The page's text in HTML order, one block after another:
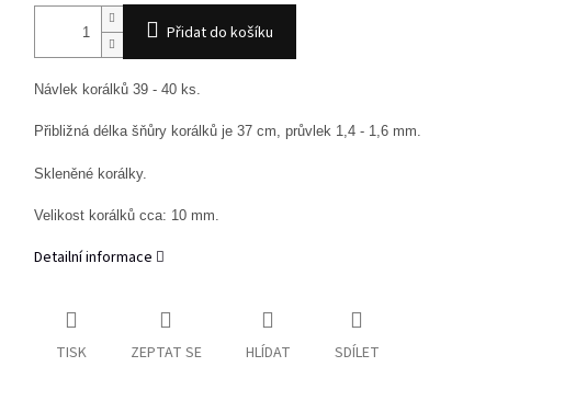
Přidat do košíku
Návlek korálků 39 - 40 ks.
Přibližná délka šňůry korálků je 37 cm, průvlek 1,4 - 1,6 mm.
Skleněné korálky.
Velikost korálků cca: 10 mm.
Detailní informace
TISK ZEPTAT SE HLÍDAT SDÍLET